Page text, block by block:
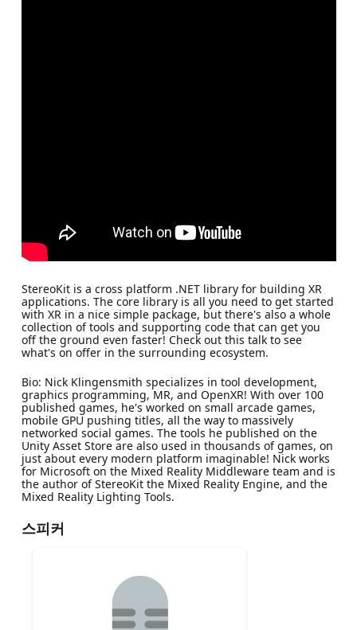
StereoKit is a cross platform .NET library for building XR
applications. The core library is all you need to get started
with XR in a nice simple package, but there's also a whole
collection of tools and supporting code that can get you
off the ground even faster! Check out this talk to see
what's on offer in the surrounding ecosystem.
Bio: Nick Klingensmith specializes in tool development,
graphics programming, MR, and OpenXR! With over 100
published games, he's worked on small arcade games,
mobile GPU pushing titles, all the way to massively
networked social games. The tools he published on the
Unity Asset Store are also used in thousands of games, on
just about every modern platform imaginable! Nick works
for Microsoft on the Mixed Reality Middleware team and is
the author of StereoKit the Mixed Reality Engine, and the
Mixed Reality Lighting Tools.
스피커